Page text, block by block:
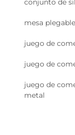
conjunto de
mesa
juego de
juego de
juego de
metal